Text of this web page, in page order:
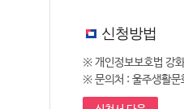
신청방법
※ 개인정보보호법 강
※ 문의처 : 울주생